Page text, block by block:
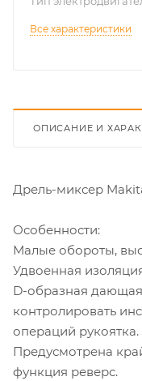
Все характеристики
ОПИСАНИЕ И
Дрель-миксер
Особенности:
Малые обороты,
Удвоенная
D-образная
контролировать
операций рукоятка.
Предусмотрена
функция реверс.